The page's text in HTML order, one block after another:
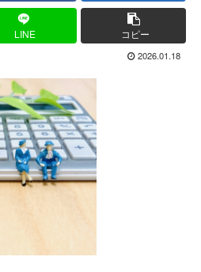
LINE コピー
2026.01.18